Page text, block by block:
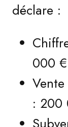
déclare :
000 €
: 200